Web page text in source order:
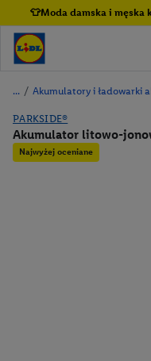
👕Moda damska i męska
/ Akumulatory i ładowarki
PARKSIDE®
Akumulator litowo-
Najwyżej oceniane